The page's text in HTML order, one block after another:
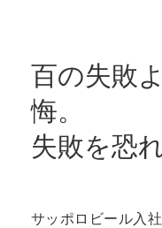
百の失敗
悔。
失敗を恐
サッポロビール入